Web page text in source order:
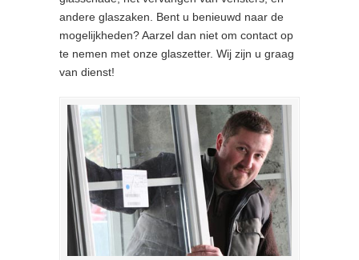
andere glaszaken. Bent u benieuwd naar de
mogelijkheden? Aarzel dan niet om contact op
te nemen met onze glaszetter. Wij zijn u graag
van dienst!